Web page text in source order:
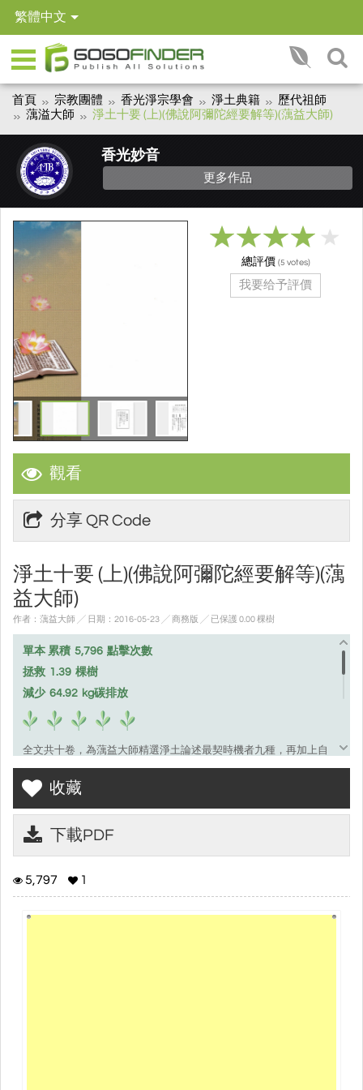
繁體中文
首頁 宗教團體 香光淨宗學會 淨土典籍
歷代祖師
蕅溢大師
淨土十要 (上)(佛說阿彌陀經要解等)(蕅益大師)
香光妙音
更多作品
觀看
分享 QR Code
淨土十要 (上)(佛說阿彌陀經要解等)(蕅
益大師)
作者：蕅益大師 ╱ 日期：2016-05-23 ╱ 商務版 ╱ 已保護 0.00 棵樹
單本 累積 5,796 點擊次數
拯救 1.39 棵樹
減少 64.92 kg碳排放
全文共十卷，為蕅益大師精選淨土論述最契時機者九種，再加上自
著之《彌陀要解》編集而成。內題為《靈峰蕅益大師選定淨土十
要》，為欲登十方三世佛法之入道要門，由蕅益大師的門人成時法
師評點節要後付梓。收于《卍續藏》第一０八冊。
本書之編集次第，前三卷在解釋經文，並敘述其所依之行願儀
則。其次從《淨土十疑論》至《西方合論》，則依隋唐宋元明之時
代順序，編次而成。
收藏
下載PDF
5,797 1
總評價 (5 votes)
我要给予評價